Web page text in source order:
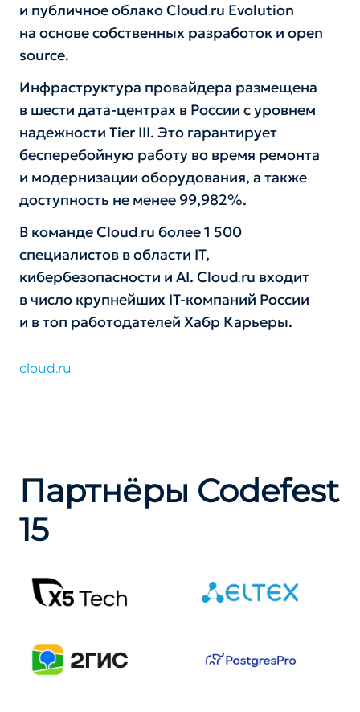
и публичное облако Cloud․ru Evolution
на основе собственных разработок и open
source.
Инфраструктура провайдера размещена
в шести дата-центрах в России с уровнем
надежности Tier III. Это гарантирует
бесперебойную работу во время ремонта
и модернизации оборудования, а также
доступность не менее 99,982%.
В команде Cloud․ru более 1 500
специалистов в области IT,
кибербезопасности и AI. Cloud․ru входит
в число крупнейших IT-компаний России
и в топ работодателей Хабр Карьеры.
cloud.ru
Партнёры Codefest
15